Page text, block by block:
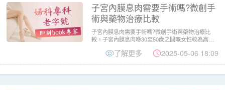
子宮內膜息肉需要手術嗎?微創手
術與藥物治療比較
子宮內膜息肉需要手術嗎?微創手術與藥物治療比
較。子宮內膜息肉喺30至50歲之間嘅女性較為高
了解更多 2025-05-06 18:09